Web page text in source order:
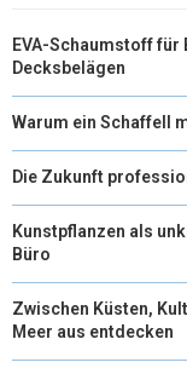
EVA-Schaumstoff für
Decksbelägen
Warum ein Schaffell
Die Zukunft
Kunstpflanzen als
Büro
Zwischen Küsten,
Meer aus entdecken